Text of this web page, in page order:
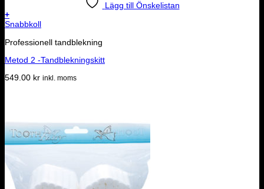
Lägg till Önskelistan
+
Snabbkoll
Professionell tandblekning
Metod 2 -Tandblekningskitt
549.00 kr inkl. moms